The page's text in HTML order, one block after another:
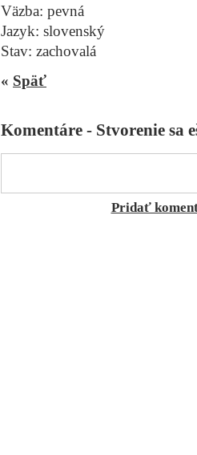
Väzba: pevná
Jazyk: slovenský
Stav: zachovalá
« Späť
Komentáre - Stvorenie sa
Pridať